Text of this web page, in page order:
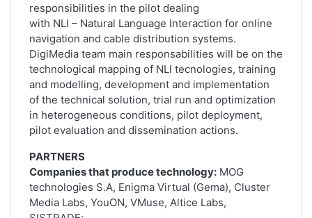
responsibilities in the pilot dealing
with NLI – Natural Language Interaction for online
navigation and cable distribution systems.
DigiMedia team main responsabilities will be on the
technological mapping of NLI tecnologies, training
and modelling, development and implementation
of the technical solution, trial run and optimization
in heterogeneous conditions, pilot deployment,
pilot evaluation and dissemination actions.
PARTNERS
Companies that produce technology: MOG
technologies S.A, Enigma Virtual (Gema), Cluster
Media Labs, YouON, VMuse, Altice Labs,